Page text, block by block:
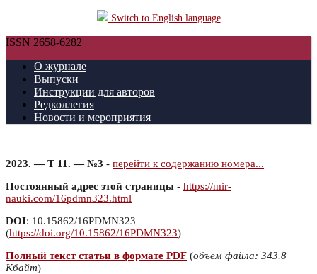
Switch to English language
ISSN 2658-6282
О журнале
Выпуски
Инструкции для авторов
Редколлегия
Новости и мероприятия
2023. — Т 11. — №3 - перейти к содержанию номера...
Постоянный адрес этой страницы - https://mir-
nauki.com/16pdmn323.html
DOI: 10.15862/16PDMN323
(https://doi.org/10.15862/16PDMN323)
Полный текст статьи в формате PDF (объем файла: 343.8
Кбайт)